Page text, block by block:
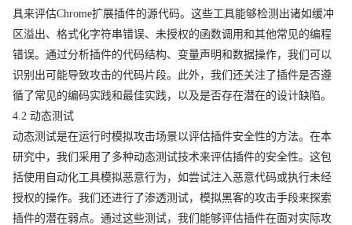
具来评估Chrome扩展插件的源代码。这些工具能够检测出诸如缓冲
区溢出、格式化字符串错误、未授权的函数调用和其他常见的编程
错误。通过分析插件的代码结构、变量声明和数据操作，我们可以
识别出可能导致攻击的代码片段。此外，我们还关注了插件是否遵
循了常见的编码实践和最佳实践，以及是否存在潜在的设计缺陷。
4.2 动态测试
动态测试是在运行时模拟攻击场景以评估插件安全性的方法。在本
研究中，我们采用了多种动态测试技术来评估插件的安全性。这包
括使用自动化工具模拟恶意行为，如尝试注入恶意代码或执行未经
授权的操作。我们还进行了渗透测试，模拟黑客的攻击手段来探索
插件的潜在弱点。通过这些测试，我们能够评估插件在面对实际攻